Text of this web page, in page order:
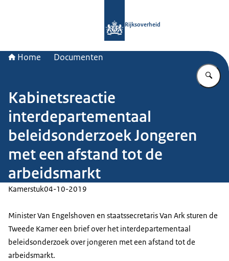
Rijksoverheid
Home Documenten
Kabinetsreactie
interdepartementaal
beleidsonderzoek Jongeren
met een afstand tot de
arbeidsmarkt
Kamerstuk04-10-2019
Minister Van Engelshoven en staatssecretaris Van Ark sturen de
Tweede Kamer een brief over het interdepartementaal
beleidsonderzoek over jongeren met een afstand tot de
arbeidsmarkt.